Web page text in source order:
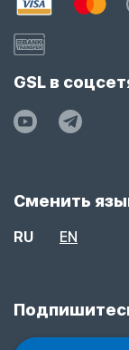
GSL в
Сменить
RU EN